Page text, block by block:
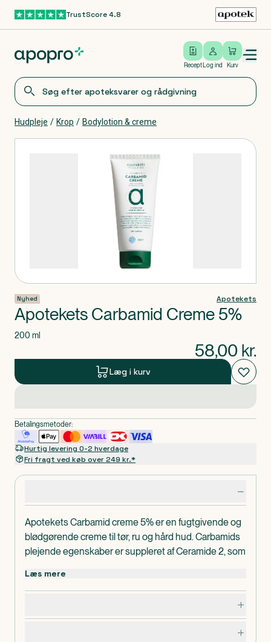
Gå til hovedindholdTrustScore 4.8
Recept
Log ind
Log ind Kurv
Open/close menu
Hudpleje / Krop / Bodylotion & creme
Apotekets Carbamid creme 5% er en fugtgivende og
blødgørende creme til tør, ru og hård hud. Carbamids
plejende egenskaber er suppleret af Ceramide 2, som
Læs mere
Nyhed Apotekets
Apotekets Carbamid Creme 5%
200 ml
58,00 kr.
Læg i kurv
Betalingsmetoder:
Hurtig levering 0-2 hverdage
Fri fragt ved køb over 249 kr.*